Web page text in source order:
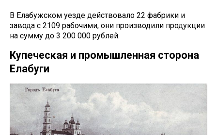
В Елабужском уезде действовало 22 фабрики и
завода с 2109 рабочими, они производили продукции
на сумму до 3 200 000 рублей.
Купеческая и промышленная сторона
Елабуги